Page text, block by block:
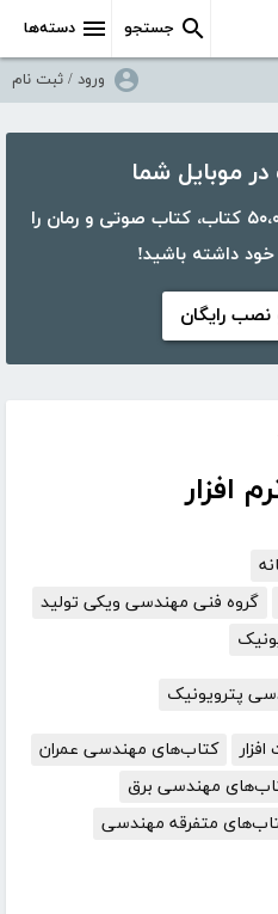
دسته‌ها جستجو
ورود / ثبت نام
با اپلیکیشن کتابراه، بیش از ۵۰،۰۰۰ کتاب، کتاب صوتی و رمان را
داشته باشید!
نصب رایگان
افزار
گروه فنی مهندسی ویکی تولید
پترویونیک
کتاب‌های مهندسی عمران
مهندسی برق
متفرقه مهندسی